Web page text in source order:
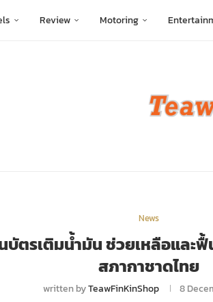
Review Motoring
News
บัตรเติมน้ำมัน ช่วยเหลือและ
สภากาชาดไทย
written byTeawFinKinShop 8